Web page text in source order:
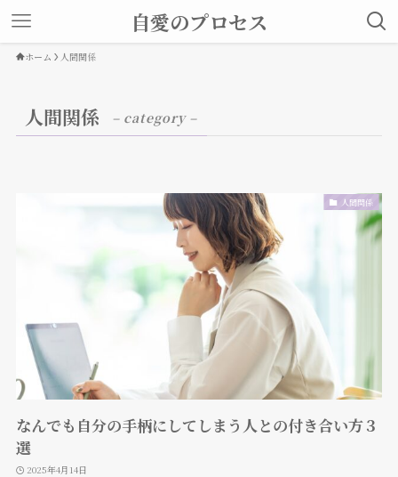
自愛のプロセス
ホーム 人間関係
人間関係 – category –
人間関係
なんでも自分の手柄にしてしまう人との付き合い方３
選
2025年4月14日